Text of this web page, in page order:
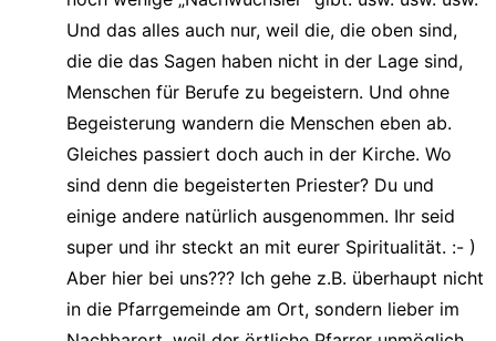
Und das alles auch nur, weil die, die oben sind,
die die das Sagen haben nicht in der Lage sind,
Menschen für Berufe zu begeistern. Und ohne
Begeisterung wandern die Menschen eben ab.
Gleiches passiert doch auch in der Kirche. Wo
sind denn die begeisterten Priester? Du und
einige andere natürlich ausgenommen. Ihr seid
super und ihr steckt an mit eurer Spiritualität. :- )
Aber hier bei uns??? Ich gehe z.B. überhaupt nicht
in die Pfarrgemeinde am Ort, sondern lieber im